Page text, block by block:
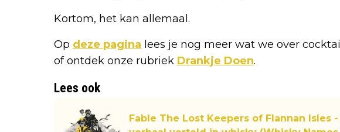
Kortom, het kan allemaal.
Op deze pagina lees je nog meer wat we over
of ontdek onze rubriek Drankje Doen.
Lees ook
Fable The Lost Keepers of Flannan Isles